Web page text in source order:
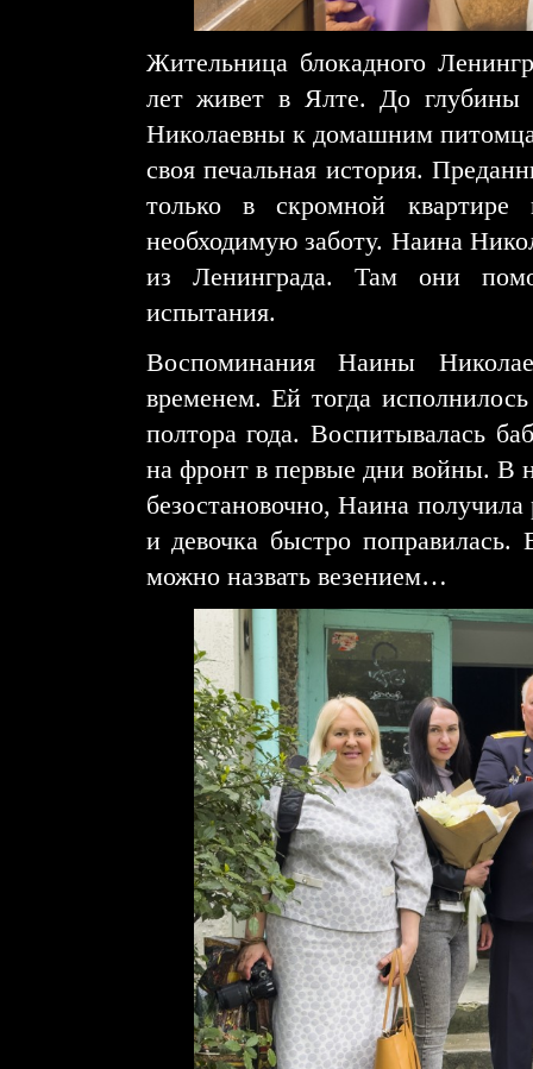
Жительница блокадного
лет живет в Ялте. До
Николаевны к домашним
своя печальная история.
только в скромной
необходимую заботу. Наина
из Ленинграда. Там они
испытания.
Воспоминания Наины
временем. Ей тогда
полтора года. Воспитывалась
на фронт в первые дни войны. В
безостановочно, Наина
и девочка быстро
можно назвать везением…